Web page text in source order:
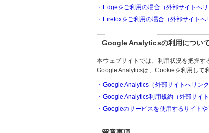
・Edgeをご利用の場合（外部サイトへリ
・Firefoxをご利用の場合（外部サイトへ
Google Analyticsの利用につい
本ウェブサイトでは、利用状況を把握す
Google Analyticsは、Cookieを利用して
・Google Analytics（外部サイトへリンク
・Google Analytics利用規約（外部サイト
・Googleのサービスを使用するサイト